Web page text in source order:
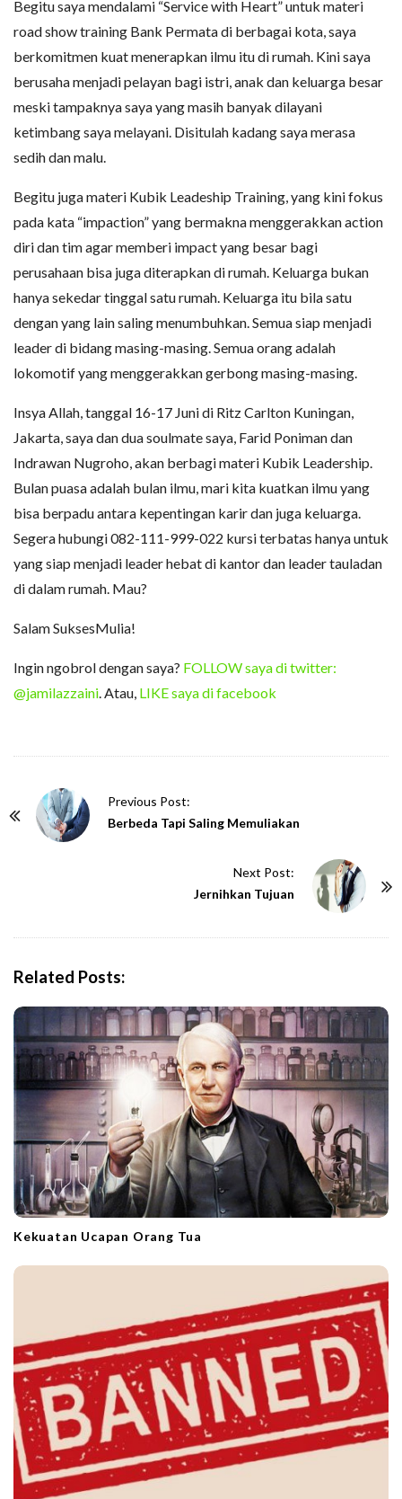
Begitu saya mendalami “Service with Heart” untuk materi
road show training Bank Permata di berbagai kota, saya
berkomitmen kuat menerapkan ilmu itu di rumah. Kini saya
berusaha menjadi pelayan bagi istri, anak dan keluarga besar
meski tampaknya saya yang masih banyak dilayani
ketimbang saya melayani. Disitulah kadang saya merasa
sedih dan malu.
Begitu juga materi Kubik Leadeship Training, yang kini fokus
pada kata “impaction” yang bermakna menggerakkan action
diri dan tim agar memberi impact yang besar bagi
perusahaan bisa juga diterapkan di rumah. Keluarga bukan
hanya sekedar tinggal satu rumah. Keluarga itu bila satu
dengan yang lain saling menumbuhkan. Semua siap menjadi
leader di bidang masing-masing. Semua orang adalah
lokomotif yang menggerakkan gerbong masing-masing.
Insya Allah, tanggal 16-17 Juni di Ritz Carlton Kuningan,
Jakarta, saya dan dua soulmate saya, Farid Poniman dan
Indrawan Nugroho, akan berbagi materi Kubik Leadership.
Bulan puasa adalah bulan ilmu, mari kita kuatkan ilmu yang
bisa berpadu antara kepentingan karir dan juga keluarga.
Segera hubungi 082-111-999-022 kursi terbatas hanya untuk
yang siap menjadi leader hebat di kantor dan leader tauladan
di dalam rumah. Mau?
Salam SuksesMulia!
Ingin ngobrol dengan saya? FOLLOW saya di twitter:
@jamilazzaini. Atau, LIKE saya di facebook
Previous Post:
Berbeda Tapi Saling Memuliakan
Next Post:
Jernihkan Tujuan
Related Posts:
Kekuatan Ucapan Orang Tua